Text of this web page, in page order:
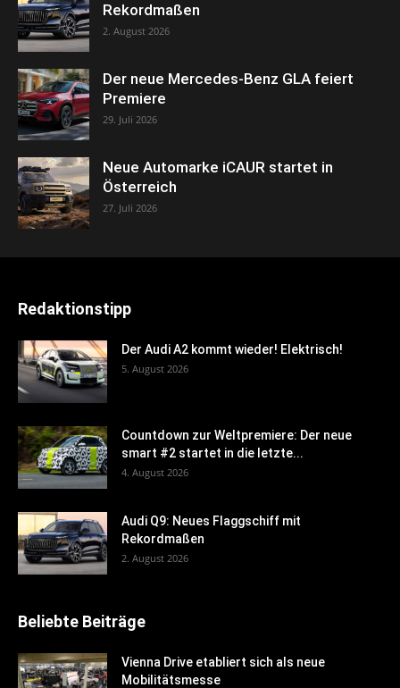
Rekordmaßen
2. August 2026
Der neue Mercedes-Benz GLA feiert
Premiere
29. Juli 2026
Neue Automarke iCAUR startet in
Österreich
27. Juli 2026
Redaktionstipp
Der Audi A2 kommt wieder! Elektrisch!
5. August 2026
Countdown zur Weltpremiere: Der neue
smart #2 startet in die letzte...
4. August 2026
Audi Q9: Neues Flaggschiff mit
Rekordmaßen
2. August 2026
Beliebte Beiträge
Vienna Drive etabliert sich als neue
Mobilitätsmesse